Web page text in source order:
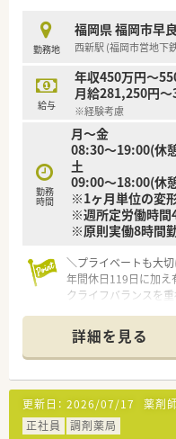
■ワークライフバラ
と確保できる環境を
■成長を続ける上場
なキャリアパスを描
■薬剤師本来の対人
め、専門性を存分に発
勤務地
福岡県 福岡市早
西新駅 (福岡市営地下
給与
年収450万円～
月給281,250円
※経験考慮
勤務
時間
月～金
08:30～19:00(休
土
09:00～18:00(休
※1ヶ月単位の変
※週所定労働時間
※原則実働8時間
＼プライベートも大切
年間休日119日に加え
クライフバランスを重
【店舗情報と応需状況
■西新駅から徒歩2分
や飲食店が立ち並び
■応需科目は内科や心
り約90枚の処方箋を
■現在は外来業務のみ
ため店舗内での業務に
詳細を見る
更新日： 2026/07/17 薬剤
正社員
調剤薬局